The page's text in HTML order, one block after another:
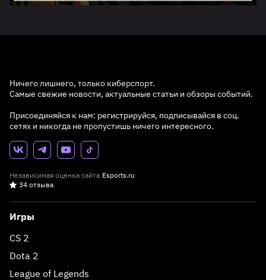
Ничего лишнего, только киберспорт.
Самые свежие новости, актуальные статьи и обзоры событий.
Присоединяйся к нам: регистрируйся, подписывайся в соц.
сетях и никогда не пропустишь ничего интересного.
Независимая оценка сайта Esports.ru
34 отзыва
Игры
CS 2
Dota 2
League of Legends